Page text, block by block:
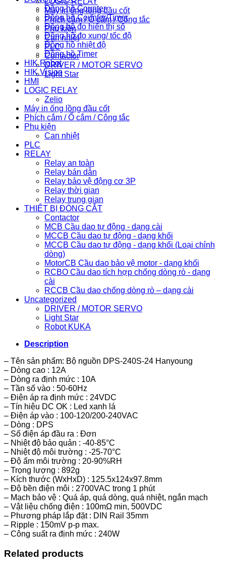
Máy in ống lồng đầu cốt
Phích cắm / Ổ cắm / Công tắc
Phụ kiện
Can nhiệt
PLC
Contactor
DRIVER / MOTOR SERVO
Light Star
Đồng hồ Counter
Đồng hồ Counter/Timer
Đồng hồ đo hiển thị số
Đồng hồ đo xung/ tốc độ
Đồng hồ nhiệt độ
Đồng hồ Timer
HIK Robot
HIK Vision
HMI
LOGIC RELAY
Zelio
Máy in ống lồng đầu cốt
Phích cắm / Ổ cắm / Công tắc
Phụ kiện
Can nhiệt
PLC
RELAY
Relay an toàn
Relay bán dẫn
Relay bảo vệ động cơ 3P
Relay thời gian
Relay trung gian
THIẾT BỊ ĐÓNG CẮT
Contactor
MCB Cầu dao tự động - dạng cài
MCCB Cầu dao tự động - dạng khối
MCCB Cầu dao tự động - dạng khối (Loại chỉnh
dòng)
MotorCB Cầu dao bảo vệ motor - dạng khối
RCBO Cầu dao tích hợp chống dòng rò - dạng
cài
RCCB Cầu dao chống dòng rò – dạng cài
Uncategorized
DRIVER / MOTOR SERVO
Light Star
Robot KUKA
Description
– Tên sản phẩm: Bộ nguồn DPS-240S-24 Hanyoung
– Dòng cao : 12A
– Dòng ra định mức : 10A
– Tần số vào : 50-60Hz
– Điện áp ra định mức : 24VDC
– Tín hiệu DC OK : Led xanh lá
– Điện áp vào : 100-120/200-240VAC
– Dòng : DPS
– Số điện áp đầu ra : Đơn
– Nhiệt độ bảo quản : -40-85°C
– Nhiệt độ môi trường : -25-70°C
– Độ ẩm môi trường : 20-90%RH
– Trọng lượng : 892g
– Kích thước (WxHxD) : 125.5x124x97.8mm
– Độ bền điện môi : 2700VAC trong 1 phút
– Mạch bảo vệ : Quá áp, quá dòng, quá nhiệt, ngắn mạch
– Vật liệu chống điện : 100mΩ min, 500VDC
– Phương pháp lắp đặt : DIN Rail 35mm
– Ripple : 150mV p-p max.
– Công suất ra định mức : 240W
Related products